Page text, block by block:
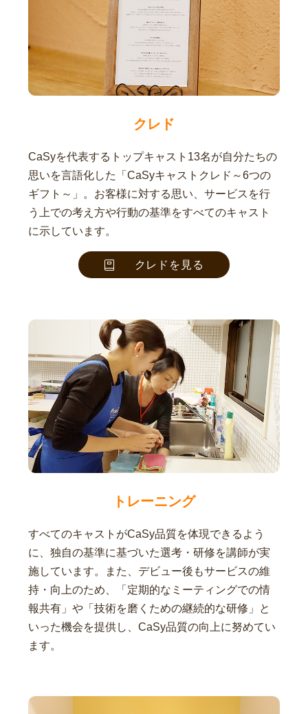
クレド
CaSyを代表するトップキャスト13名が自分たちの
思いを言語化した「CaSyキャストクレド～6つの
ギフト～」。お客様に対する思い、サービスを行
う上での考え方や行動の基準をすべてのキャスト
に示しています。
クレドを見る
トレーニング
すべてのキャストがCaSy品質を体現できるよう
に、独自の基準に基づいた選考・研修を講師が実
施しています。また、デビュー後もサービスの維
持・向上のため、「定期的なミーティングでの情
報共有」や「技術を磨くための継続的な研修」と
いった機会を提供し、CaSy品質の向上に努めてい
ます。